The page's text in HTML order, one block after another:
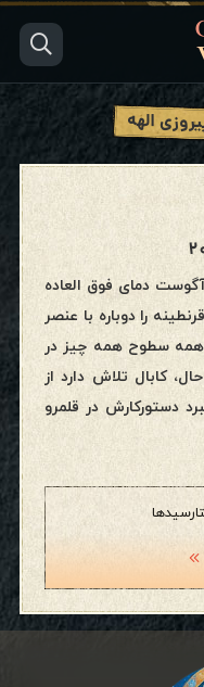
الهه
دمای فوق العاده
را دوباره با عنصر
همه سطوح همه چیز در
کابال تلاش دارد از
دستورکارش در قلمرو